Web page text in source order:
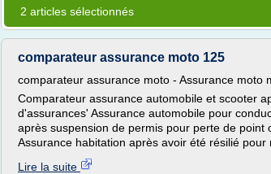
2 articles sélectionnés
comparateur assurance moto 125
comparateur assurance moto - Assurance moto
Comparateur assurance automobile et scooter
d'assurances' Assurance automobile pour
après suspension de permis pour perte de
Assurance habitation après avoir été résilié pour
Lire la suite